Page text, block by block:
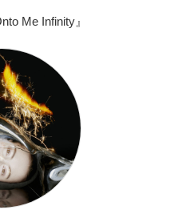
Me Infinity』